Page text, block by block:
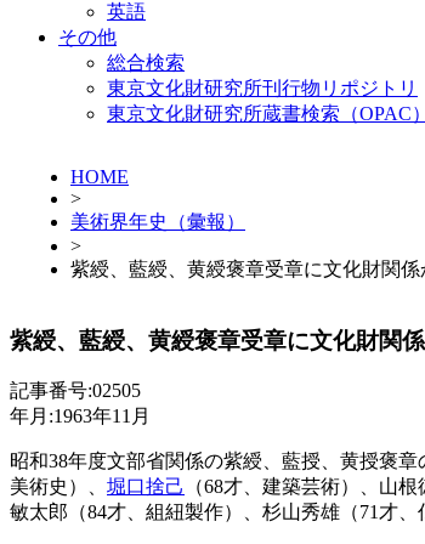
英語
その他
総合検索
東京文化財研究所刊行物リポジトリ
東京文化財研究所蔵書検索（OPAC）
HOME
>
美術界年史（彙報）
>
紫綬、藍綬、黄綬褒章受章に文化財関係
紫綬、藍綬、黄綬褒章受章に文化財関
記事番号:02505
年月:1963年11月
昭和38年度文部省関係の紫綬、藍授、黄授褒
美術史）、 堀口捨己
（68才、建築芸術）、山
敏太郎（84才、組紐製作）、杉山秀雄（71才